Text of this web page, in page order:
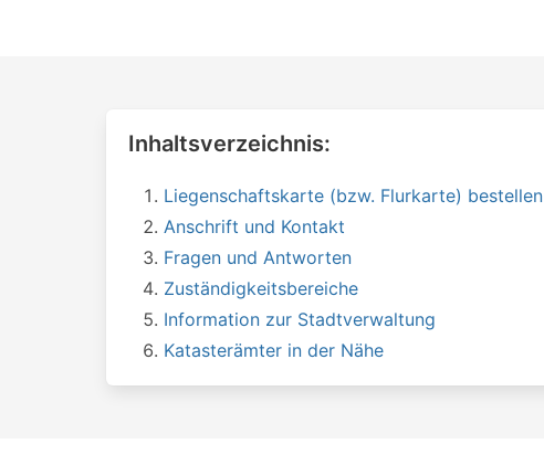
Inhaltsverzeichnis:
Liegenschaftskarte (bzw. Flurkarte) bestellen
Anschrift und Kontakt
Fragen und Antworten
Zuständigkeitsbereiche
Information zur Stadtverwaltung
Katasterämter in der Nähe